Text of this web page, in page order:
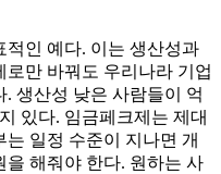
인 예다. 이는 생산성과
만 바꿔도 우리나라 기업
생산성 낮은 사람들이 억
있다. 임금페크제는 제대
일정 수준이 지나면 개
을 해줘야 한다. 원하는 사